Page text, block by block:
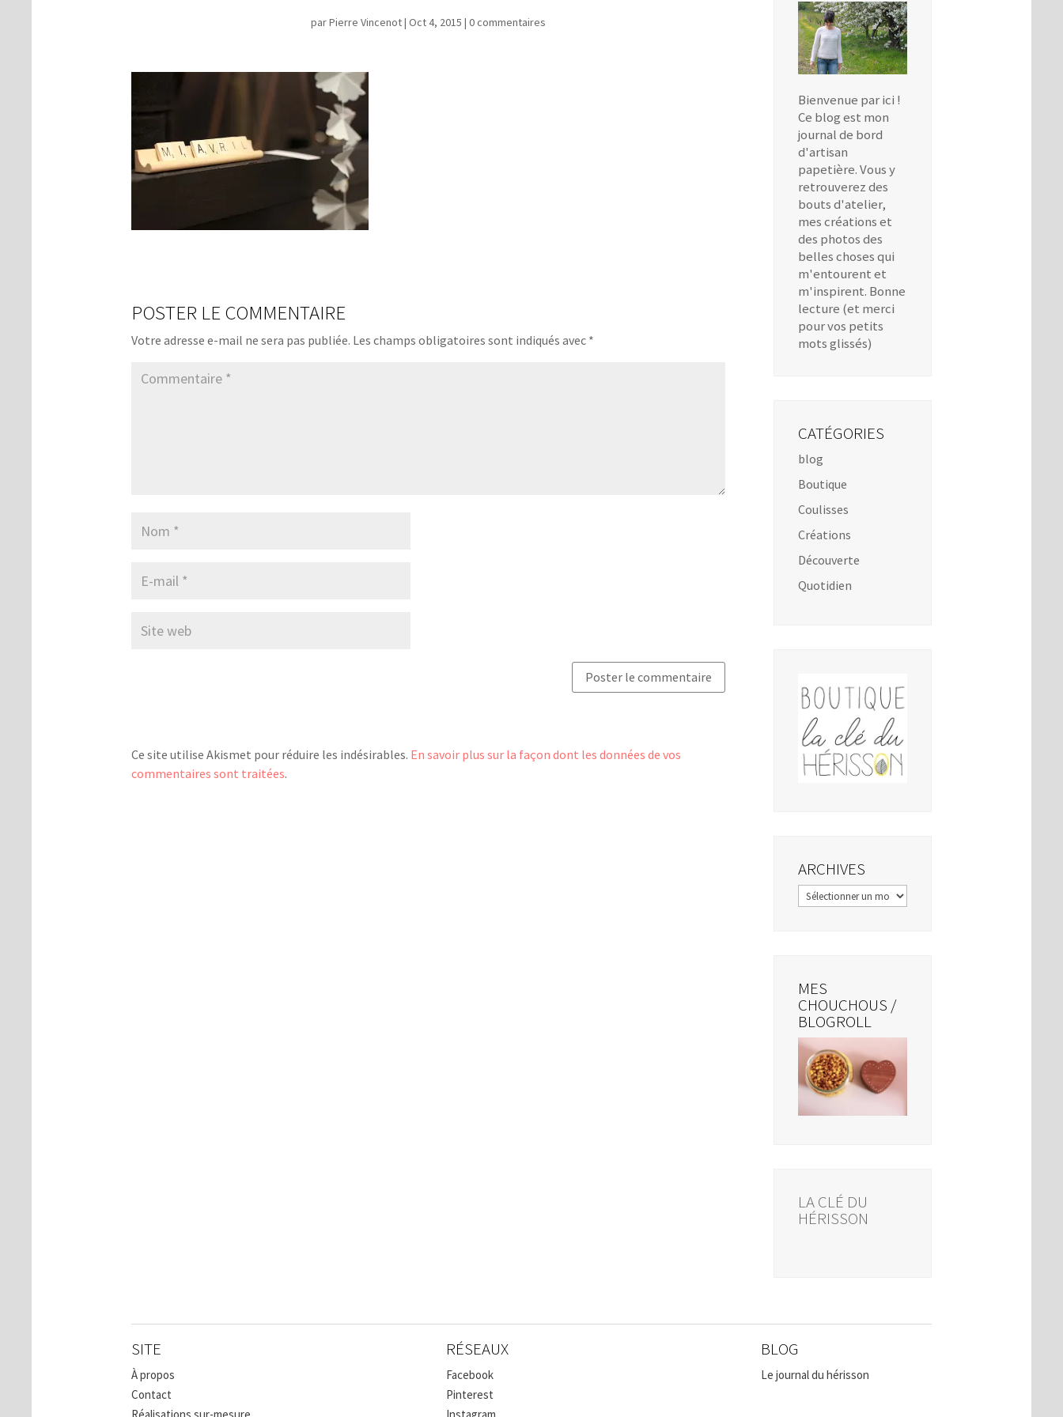
parPierre Vincenot|Oct 4, 2015 |0 commentaires
POSTER LE COMMENTAIRE
Votre adresse e-mail ne sera pas publiée. Les champs obligatoires sont indiqués avec *
Ce site utilise Akismet pour réduire les indésirables. En savoir plus sur la façon dont les données de vos
commentaires sont traitées.
Bienvenue par ici !
Ce blog est mon
journal de bord
d'artisan
papetière. Vous y
retrouverez des
bouts d'atelier,
mes créations et
des photos des
belles choses qui
m'entourent et
m'inspirent. Bonne
lecture (et merci
pour vos petits
mots glissés)
CATÉGORIES
blog
Boutique
Coulisses
Créations
Découverte
Quotidien
ARCHIVES
Archives
MES
CHOUCHOUS /
BLOGROLL
LA CLÉ DU
HÉRISSON
SITE
À propos
Contact
RÉSEAUX
Facebook
Pinterest
BLOG
Le journal du hérisson